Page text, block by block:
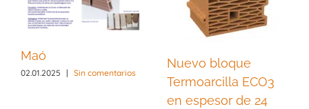
Maó
02.01.2025 | Sin comentarios
Nuevo bloque
Termoarcilla ECO3
en espesor de 24